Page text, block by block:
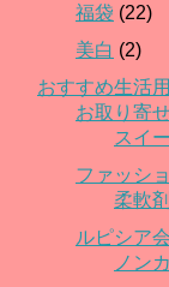
福袋 (22)
美白 (2)
おすすめ生活
お取り寄
スイ
ファッシ
柔軟剤
ルピシア
ノン